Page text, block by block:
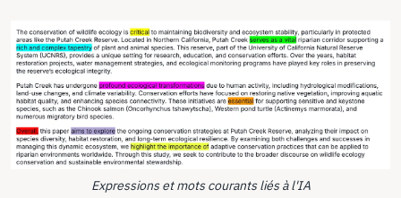
Expressions et mots courants liés à l'IA